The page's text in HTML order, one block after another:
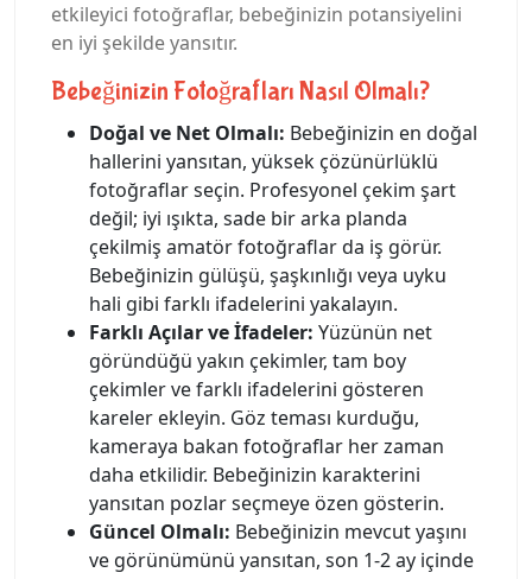
etkileyici fotoğraflar, bebeğinizin potansiyelini
en iyi şekilde yansıtır.
Bebeğinizin Fotoğrafları Nasıl Olmalı?
Doğal ve Net Olmalı: Bebeğinizin en doğal
hallerini yansıtan, yüksek çözünürlüklü
fotoğraflar seçin. Profesyonel çekim şart
değil; iyi ışıkta, sade bir arka planda
çekilmiş amatör fotoğraflar da iş görür.
Bebeğinizin gülüşü, şaşkınlığı veya uyku
hali gibi farklı ifadelerini yakalayın.
Farklı Açılar ve İfadeler: Yüzünün net
göründüğü yakın çekimler, tam boy
çekimler ve farklı ifadelerini gösteren
kareler ekleyin. Göz teması kurduğu,
kameraya bakan fotoğraflar her zaman
daha etkilidir. Bebeğinizin karakterini
yansıtan pozlar seçmeye özen gösterin.
Güncel Olmalı: Bebeğinizin mevcut yaşını
ve görünümünü yansıtan, son 1-2 ay içinde